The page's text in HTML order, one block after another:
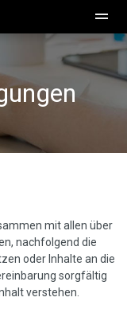
mit allen über
nachfolgend die
oder Inhalte an die
sorgfältig
verstehen.